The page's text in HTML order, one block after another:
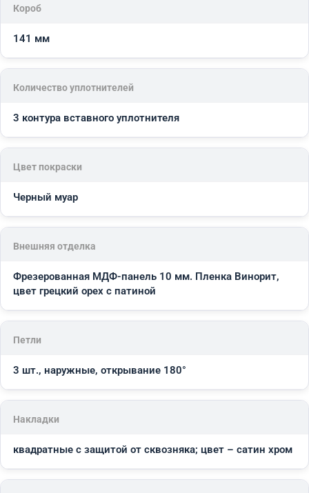
Короб
141 мм
Количество уплотнителей
3 контура вставного уплотнителя
Цвет покраски
Черный муар
Внешняя отделка
Фрезерованная МДФ-панель 10 мм. Пленка Винорит,
цвет грецкий орех с патиной
Петли
3 шт., наружные, открывание 180°
Накладки
квадратные с защитой от сквозняка; цвет – сатин хром